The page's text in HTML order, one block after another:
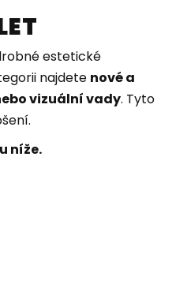
estetické
najdete nové a
vizuální vady. Tyto
níže.